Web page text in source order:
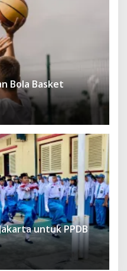
Bola Basket
untuk PPDB